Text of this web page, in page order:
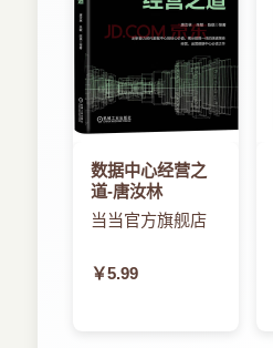
数据中心经营之
道-唐汝林
当当官方旗舰店
￥5.99